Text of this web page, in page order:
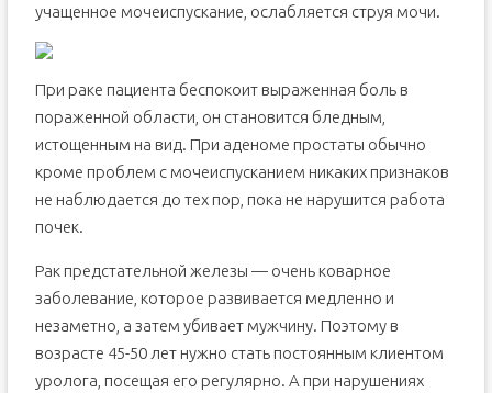
учащенное мочеиспускание, ослабляется струя мочи.
При раке пациента беспокоит выраженная боль в
пораженной области, он становится бледным,
истощенным на вид. При аденоме простаты обычно
кроме проблем с мочеиспусканием никаких признаков
не наблюдается до тех пор, пока не нарушится работа
почек.
Рак предстательной железы — очень коварное
заболевание, которое развивается медленно и
незаметно, а затем убивает мужчину. Поэтому в
возрасте 45-50 лет нужно стать постоянным клиентом
уролога, посещая его регулярно. А при нарушениях